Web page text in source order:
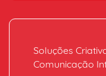
Soluções
Comunicação